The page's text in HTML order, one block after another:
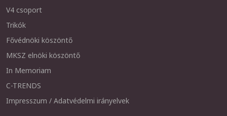
V4 csoport
Trikók
Fővédnöki köszöntő
MKSZ elnöki köszöntő
In Memoriam
C-TRENDS
Impresszum / Adatvédelmi irányelvek